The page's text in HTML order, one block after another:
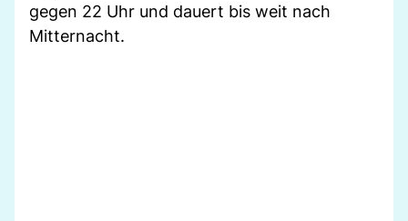
gegen 22 Uhr und dauert bis weit nach
Mitternacht.